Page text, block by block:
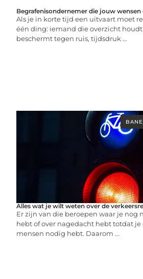
Begrafenisondernemer die jouw
Als je in korte tijd een uitvaart moet
één ding: iemand die overzicht
beschermt tegen ruis, tijdsdruk ...
Alles wat je wilt weten over de
Er zijn van die beroepen waar je nog
hebt of over nagedacht hebt totdat je
mensen nodig hebt. Daarom ...